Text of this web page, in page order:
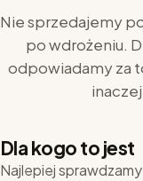
Nie sprzedajemy
po wdrożeniu.
odpowiadamy za
Dla kogo to jest
Najlepiej